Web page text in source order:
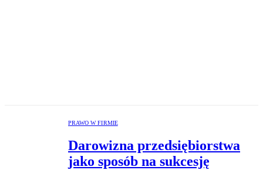
PRAWO W FIRMIE
Darowizna przedsiębiorstwa
jako sposób na sukcesję